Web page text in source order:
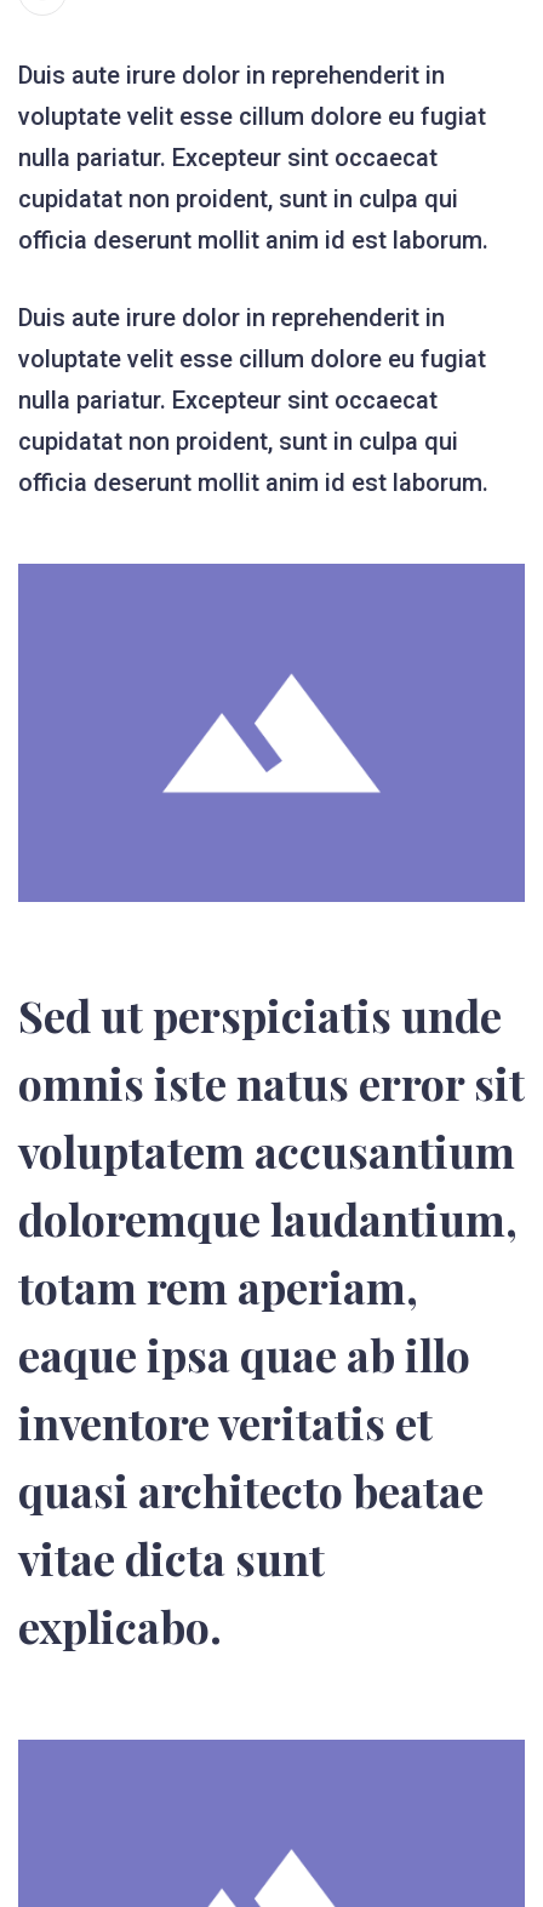
Duis aute irure dolor in reprehenderit in
voluptate velit esse cillum dolore eu fugiat
nulla pariatur. Excepteur sint occaecat
cupidatat non proident, sunt in culpa qui
officia deserunt mollit anim id est laborum.
Duis aute irure dolor in reprehenderit in
voluptate velit esse cillum dolore eu fugiat
nulla pariatur. Excepteur sint occaecat
cupidatat non proident, sunt in culpa qui
officia deserunt mollit anim id est laborum.
Sed ut perspiciatis unde
omnis iste natus error sit
voluptatem accusantium
doloremque laudantium,
totam rem aperiam,
eaque ipsa quae ab illo
inventore veritatis et
quasi architecto beatae
vitae dicta sunt
explicabo.